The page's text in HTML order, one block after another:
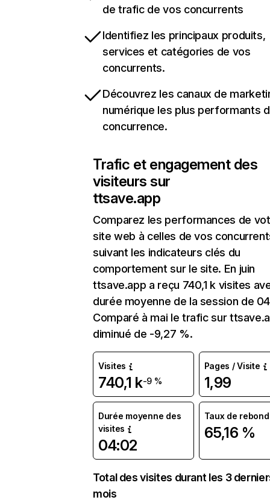
de trafic de vos concurrents
Identifiez les principaux produits,
services et catégories de vos
concurrents.
Découvrez les canaux de
numérique les plus performants
concurrence.
Trafic et engagement des
visiteurs sur
ttsave.app
Comparez les performances de
site web à celles de vos
suivant les indicateurs clés du
comportement sur le site. En juin
ttsave.app a reçu 740,1 k visites
durée moyenne de la session de
Comparé à mai le trafic sur
diminué de -9,27 %.
Visites
740,1 k-9 %
Pages / Visite
1,99
Durée moyenne des
visites
04:02
Taux de rebond
65,16 %
Total des visites durant les 3
mois